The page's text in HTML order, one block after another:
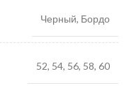
Черный, Бордо
52, 54, 56, 58, 60